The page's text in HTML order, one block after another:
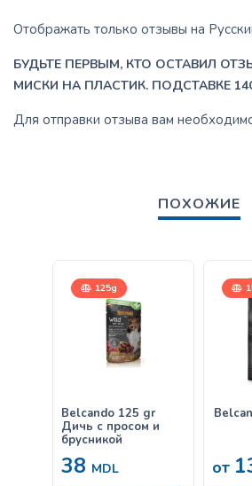
Отображать только отзывы на
БУДЬТЕ ПЕРВЫМ, КТО ОСТАВИЛ
МИСКИ НА ПЛАСТИК. ПОДСТАВКЕ
Для отправки отзыва вам
ПОХОЖИЕ
125g
Belcando 125 gr
Дичь с просом и
брусникой
38 MDL от